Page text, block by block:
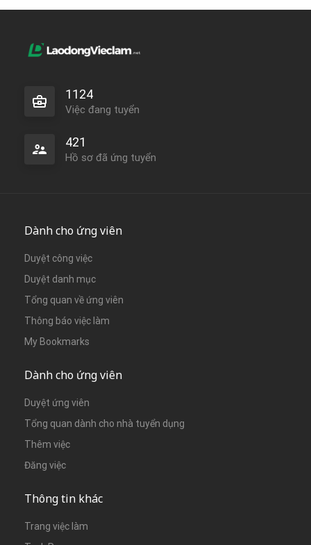
1124
Việc đang tuyển
421
Hồ sơ đã ứng tuyển
Dành cho ứng viên
Duyệt công việc
Duyệt danh mục
Tổng quan về ứng viên
Thông báo việc làm
My Bookmarks
Dành cho ứng viên
Duyệt ứng viên
Tổng quan dành cho nhà tuyển dụng
Thêm việc
Đăng việc
Thông tin khác
Trang việc làm